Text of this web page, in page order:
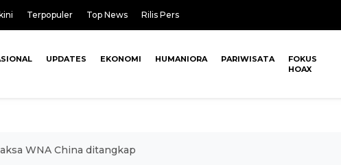
Terpopuler Top News Rilis Pers
UPDATES EKONOMI HUMANIORA PARIWISATA
FOKUS
HOAX
WNA China ditangkap